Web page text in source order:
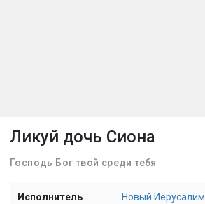
Ликуй дочь Сиона
Господь Бог твой среди тебя
Исполнитель Новый Иерусалим